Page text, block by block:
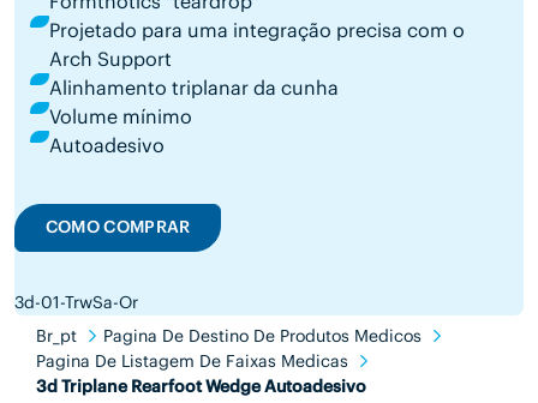
Projetado para uma integração precisa com o
Arch Support
Alinhamento triplanar da cunha
Volume mínimo
Autoadesivo
COMO COMPRAR
3d-01-TrwSa-Or
Br_pt
Pagina De Destino De Produtos Medicos
Pagina De Listagem De Faixas Medicas
3d Triplane Rearfoot Wedge Autoadesivo